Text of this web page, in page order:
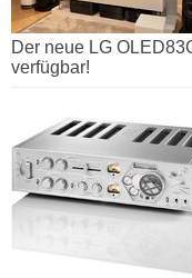
Der neue LG
verfügbar!